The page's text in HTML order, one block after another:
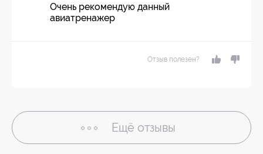
Очень рекомендую данный
авиатренажер
Отзыв полезен?
Ещё отзывы